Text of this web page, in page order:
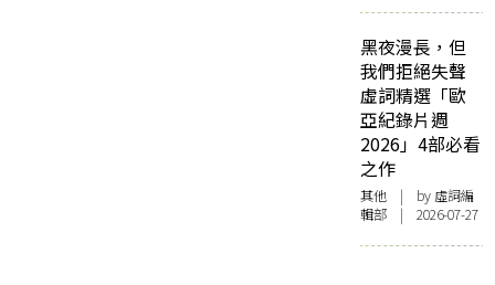
黑夜漫長，但
我們拒絕失聲
虛詞精選「歐
亞紀錄片週
2026」4部必看
之作
其他 | by 虛詞編
輯部 | 2026-07-27